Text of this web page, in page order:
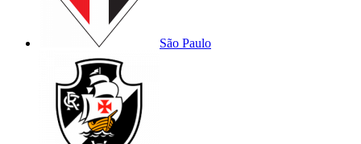
São Paulo